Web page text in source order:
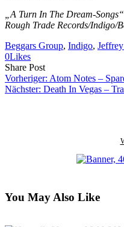
„A Turn In The Dream-
Rough Trade Records/Indigo/
Beggars Group, Indigo,
0Likes
Share PostShare
on
Facebook
Copy
URL
to
Send
Link
via
Vorheriger: Atom Notes –
Nächster: Death In Vegas –
You May Also Like